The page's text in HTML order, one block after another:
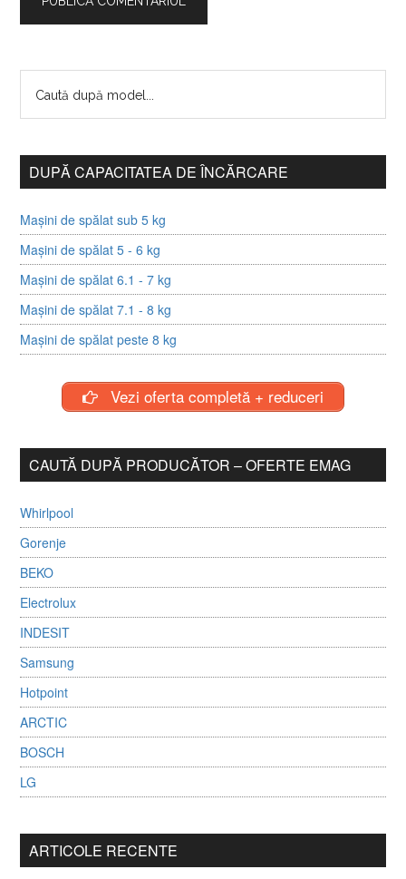
DUPĂ CAPACITATEA DE ÎNCĂRCARE
Mașini de spălat sub 5 kg
Mașini de spălat 5 - 6 kg
Mașini de spălat 6.1 - 7 kg
Mașini de spălat 7.1 - 8 kg
Mașini de spălat peste 8 kg
Vezi oferta completă + reduceri
CAUTĂ DUPĂ PRODUCĂTOR – OFERTE EMAG
Whirlpool
Gorenje
BEKO
Electrolux
INDESIT
Samsung
Hotpoint
ARCTIC
BOSCH
LG
ARTICOLE RECENTE